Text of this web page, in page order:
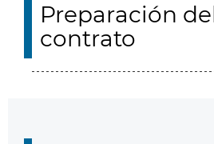
Preparación
contrato